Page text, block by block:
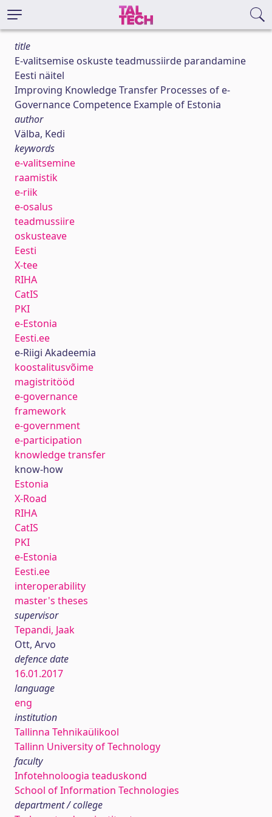
title
E-valitsemise oskuste teadmussiirde parandamine
Eesti näitel
Improving Knowledge Transfer Processes of e-
Governance Competence Example of Estonia
author
Välba, Kedi
keywords
e-valitsemine
raamistik
e-riik
e-osalus
teadmussiire
oskusteave
Eesti
X-tee
RIHA
CatIS
PKI
e-Estonia
Eesti.ee
e-Riigi Akadeemia
koostalitusvõime
magistritööd
e-governance
framework
e-government
e-participation
knowledge transfer
know-how
Estonia
X-Road
RIHA
CatIS
PKI
e-Estonia
Eesti.ee
interoperability
master's theses
supervisor
Tepandi, Jaak
Ott, Arvo
defence date
16.01.2017
language
eng
institution
Tallinna Tehnikaülikool
Tallinn University of Technology
faculty
Infotehnoloogia teaduskond
School of Information Technologies
department / college